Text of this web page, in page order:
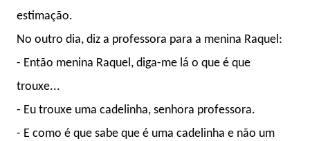
estimação.
No outro dia, diz a professora para a menina Raquel:
- Então menina Raquel, diga-me lá o que é que
trouxe...
- Eu trouxe uma cadelinha, senhora professora.
- E como é que sabe que é uma cadelinha e não um